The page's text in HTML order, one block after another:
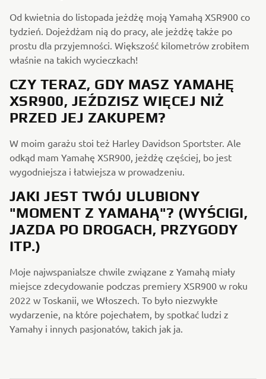
Od kwietnia do listopada jeżdżę moją Yamahą XSR900 co
tydzień. Dojeżdżam nią do pracy, ale jeżdżę także po
prostu dla przyjemności. Większość kilometrów zrobiłem
właśnie na takich wycieczkach!
CZY TERAZ, GDY MASZ YAMAHĘ
XSR900, JEŹDZISZ WIĘCEJ NIŻ
PRZED JEJ ZAKUPEM?
W moim garażu stoi też Harley Davidson Sportster. Ale
odkąd mam Yamahę XSR900, jeżdżę częściej, bo jest
wygodniejsza i łatwiejsza w prowadzeniu.
JAKI JEST TWÓJ ULUBIONY
"MOMENT Z YAMAHĄ"? (WYŚCIGI,
JAZDA PO DROGACH, PRZYGODY
ITP.)
Moje najwspanialsze chwile związane z Yamahą miały
miejsce zdecydowanie podczas premiery XSR900 w roku
2022 w Toskanii, we Włoszech. To było niezwykłe
wydarzenie, na które pojechałem, by spotkać ludzi z
Yamahy i innych pasjonatów, takich jak ja.